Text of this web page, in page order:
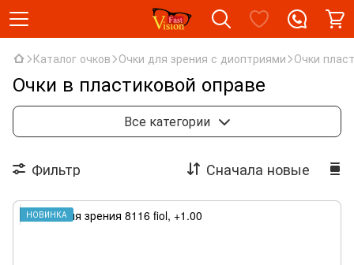
Каталог очков Очки для зрения с диоптриями Очки
Очки в пластиковой оправе
Изюмская вставка
Очки тонированные
Все категории
Фильтр Сначала новые
НОВИНКА